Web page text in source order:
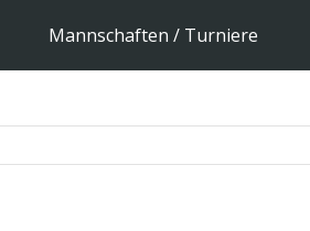
Mannschaften / Turniere